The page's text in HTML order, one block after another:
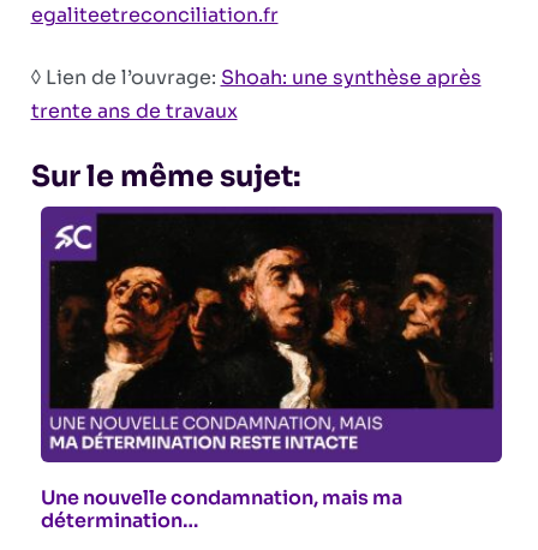
egaliteetreconciliation.fr
◊ Lien de l’ouvrage: Shoah: une synthèse après
trente ans de travaux
Sur le même sujet:
Une nouvelle condamnation, mais ma
détermination…